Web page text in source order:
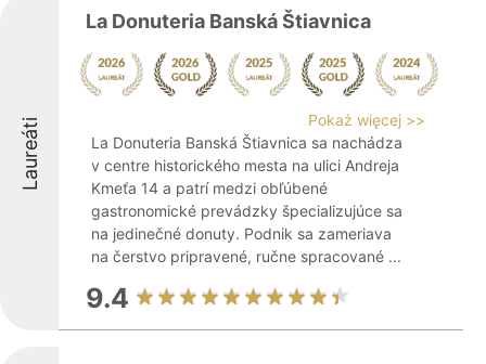
Laureáti
La Donuteria Banská Štiavnica
Pokaż więcej >>
La Donuteria Banská Štiavnica sa nachádza
v centre historického mesta na ulici Andreja
Kmeťa 14 a patrí medzi obľúbené
gastronomické prevádzky špecializujúce sa
na jedinečné donuty. Podnik sa zameriava
na čerstvo pripravené, ručne spracované ...
9.4